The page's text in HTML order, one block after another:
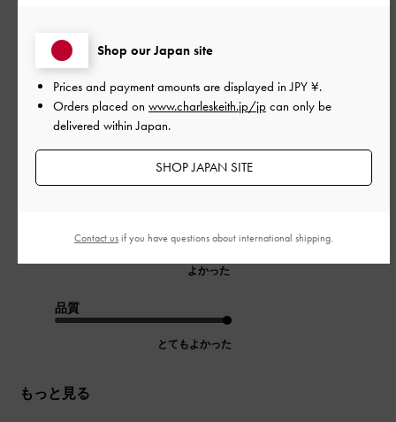
ブラウンは触り心地もつるっとしてて好みです！小銭も出し入
れしやすい！
まだ硬いのもあり、カードを入れるとスナップは閉まるけど広
がって厚みが出てしまうので、使って柔らかくなるのを待とう
デザイン
よかった
品質
とてもよかった
もっと見る
Shop our Japan site
Prices and payment amounts are displayed inJPY ¥.
Orders placed on www.charleskeith.jp/jp can only be
delivered within Japan.
SHOP JAPAN SITE
Contact usif you have questions about international shipping.